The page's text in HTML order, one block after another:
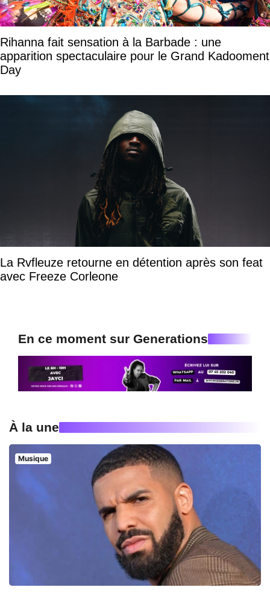
Rihanna fait sensation à la Barbade : une
apparition spectaculaire pour le Grand Kadooment
Day
La Rvfleuze retourne en détention après son feat
avec Freeze Corleone
En ce moment sur Generations
À la une
Musique